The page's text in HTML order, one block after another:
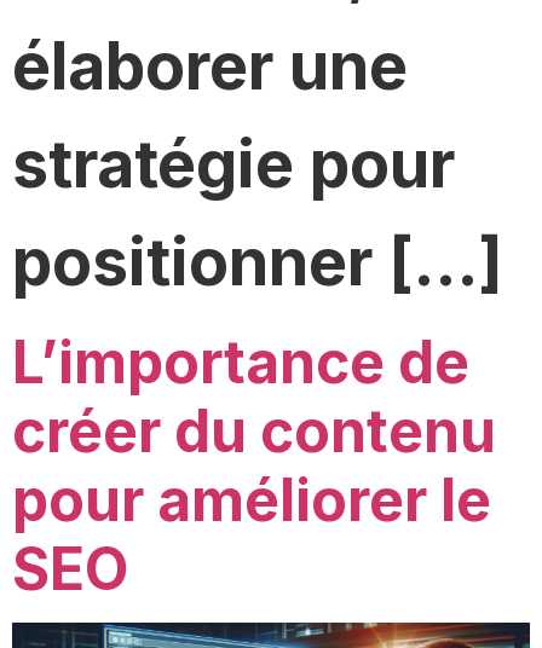
élaborer une
stratégie pour
positionner […]
L’importance de
créer du contenu
pour améliorer le
SEO